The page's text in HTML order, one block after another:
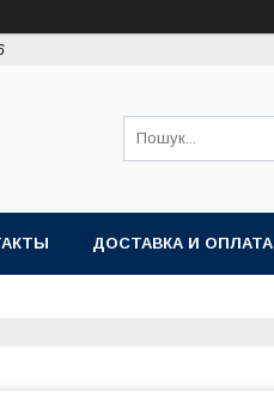
ДОСТАВКА И ОПЛАТА